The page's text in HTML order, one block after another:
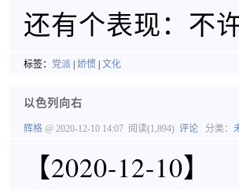
还有个表现：不
标签： 党派 娇惯 文化
以色列向右
辉格 @ 2020-12-10 14:07 阅读(1,894) 评论 分类：
【2020-12-10】